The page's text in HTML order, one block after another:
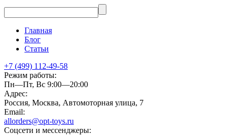
Главная
Блог
Статьи
+7 (499) 112-49-58
Режим работы:
Пн—Пт, Вс 9:00—20:00
Адрес:
Россия, Москва, Автомоторная улица, 7
Email:
allorders@opt-toys.ru
Соцсети и мессенджеры: